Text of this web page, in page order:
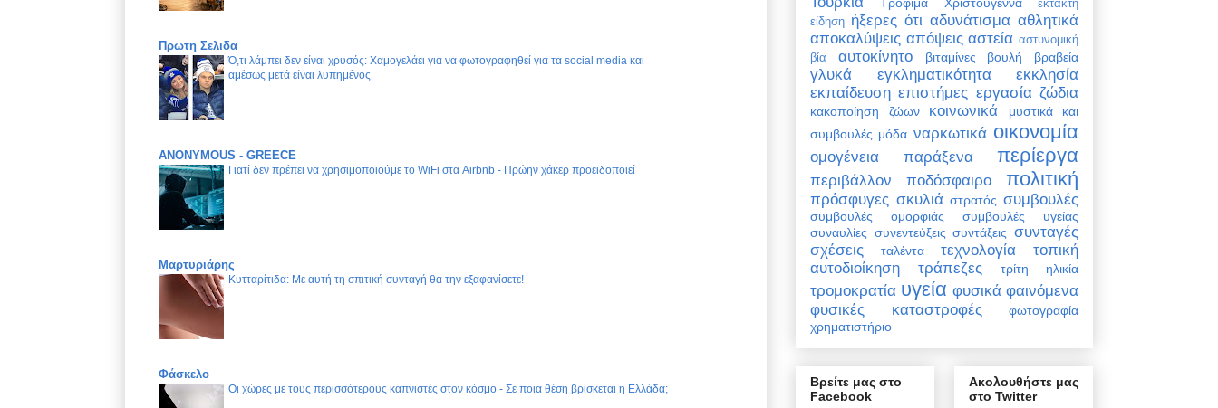
Πρωτη Σελιδα
Ό,τι λάμπει δεν είναι χρυσός: Χαμογελάει για να φωτογραφηθεί για τα social media και
αμέσως μετά είναι λυπημένος
ANONYMOUS - GREECE
Γιατί δεν πρέπει να χρησιμοποιούμε το WiFi στα Airbnb - Πρώην χάκερ προειδοποιεί
Μαρτυριάρης
Κυτταρίτιδα: Με αυτή τη σπιτική συνταγή θα την εξαφανίσετε!
Φάσκελο
Οι χώρες με τους περισσότερους καπνιστές στον κόσμο - Σε ποια θέση βρίσκεται η Ελλάδα;
έκτακτη
είδηση ήξερες ότι αδυνάτισμα αθλητικά
αποκαλύψεις απόψεις αστεία αστυνομική
βία
αυτοκίνητο βιταμίνες βουλή βραβεία
γλυκά εγκληματικότητα
εκκλησία
εκπαίδευση επιστήμες εργασία ζώδια
κακοποίηση ζώων κοινωνικά
μυστικά και
συμβουλές μόδα ναρκωτικά οικονομία
ομογένεια παράξενα περίεργα
περιβάλλον ποδόσφαιρο πολιτική
πρόσφυγες σκυλιά στρατός συμβουλές
συμβουλές ομορφιάς
συμβουλές υγείας
συναυλίες συνεντεύξεις συντάξεις συνταγές
σχέσεις
ταλέντα τεχνολογία
τοπική
αυτοδιοίκηση
τράπεζες τρίτη ηλικία
τρομοκρατία υγεία φυσικά φαινόμενα
φυσικές καταστροφές
φωτογραφία
χρηματιστήριο
Βρείτε μας στο
Facebook
Ακολουθήστε μας
στο Twitter